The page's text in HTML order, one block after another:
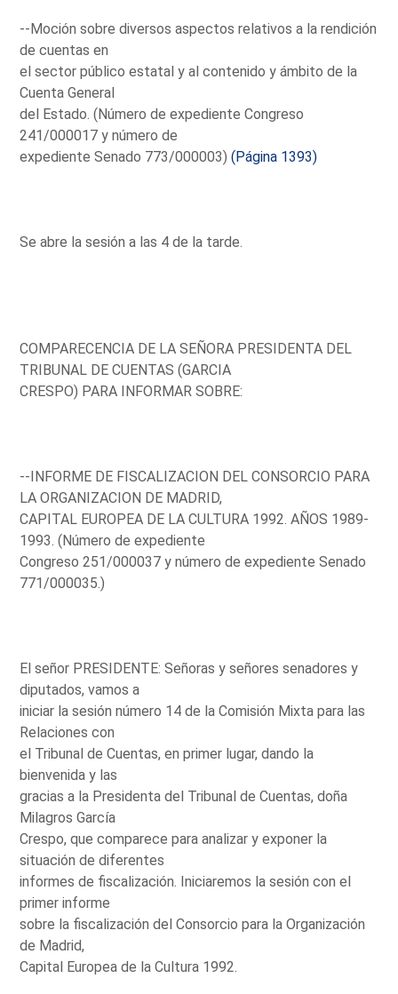
--Moción sobre diversos aspectos relativos a la rendición
de cuentas en
el sector público estatal y al contenido y ámbito de la
Cuenta General
del Estado. (Número de expediente Congreso
241/000017 y número de
expediente Senado 773/000003)(Página 1393)
Se abre la sesión a las 4 de la tarde.
COMPARECENCIA DE LA SEÑORA PRESIDENTA DEL
TRIBUNAL DE CUENTAS (GARCIA
CRESPO) PARA INFORMAR SOBRE:
--INFORME DE FISCALIZACION DEL CONSORCIO PARA
LA ORGANIZACION DE MADRID,
CAPITAL EUROPEA DE LA CULTURA 1992. AÑOS 1989-
1993. (Número de expediente
Congreso 251/000037 y número de expediente Senado
771/000035.)
El señor PRESIDENTE: Señoras y señores senadores y
diputados, vamos a
iniciar la sesión número 14 de la Comisión Mixta para las
Relaciones con
el Tribunal de Cuentas, en primer lugar, dando la
bienvenida y las
gracias a la Presidenta del Tribunal de Cuentas, doña
Milagros García
Crespo, que comparece para analizar y exponer la
situación de diferentes
informes de fiscalización. Iniciaremos la sesión con el
primer informe
sobre la fiscalización del Consorcio para la Organización
de Madrid,
Capital Europea de la Cultura 1992.